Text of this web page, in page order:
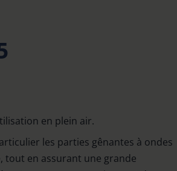
en plein air.
les parties gênantes à ondes
tout en assurant une grande